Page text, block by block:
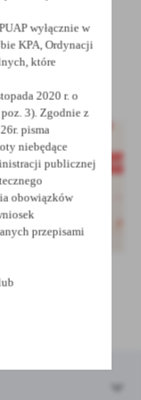
mediów
wyłącznie w
KPA, Ordynacji
które
2020 r. o
3). Zgodnie z
pisma
niebędące
publicznej
obowiązków
przepisami